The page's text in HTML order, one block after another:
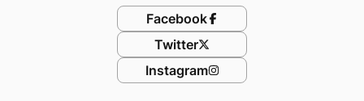
Facebook
Twitter
Instagram